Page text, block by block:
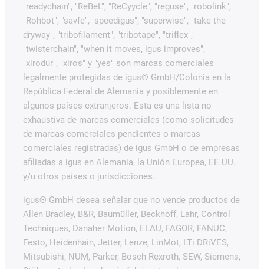
"readychain", "ReBeL", "ReCyycle", "reguse", "robolink",
"Rohbot", "savfe", "speedigus", "superwise", "take the
dryway", "tribofilament", "tribotape", "triflex",
"twisterchain", "when it moves, igus improves",
"xirodur", "xiros" y "yes" son marcas comerciales
legalmente protegidas de igus® GmbH/Colonia en la
República Federal de Alemania y posiblemente en
algunos países extranjeros. Esta es una lista no
exhaustiva de marcas comerciales (como solicitudes
de marcas comerciales pendientes o marcas
comerciales registradas) de igus GmbH o de empresas
afiliadas a igus en Alemania, la Unión Europea, EE.UU.
y/u otros países o jurisdicciones.
igus® GmbH desea señalar que no vende productos de
Allen Bradley, B&R, Baumüller, Beckhoff, Lahr, Control
Techniques, Danaher Motion, ELAU, FAGOR, FANUC,
Festo, Heidenhain, Jetter, Lenze, LinMot, LTi DRiVES,
Mitsubishi, NUM, Parker, Bosch Rexroth, SEW, Siemens,